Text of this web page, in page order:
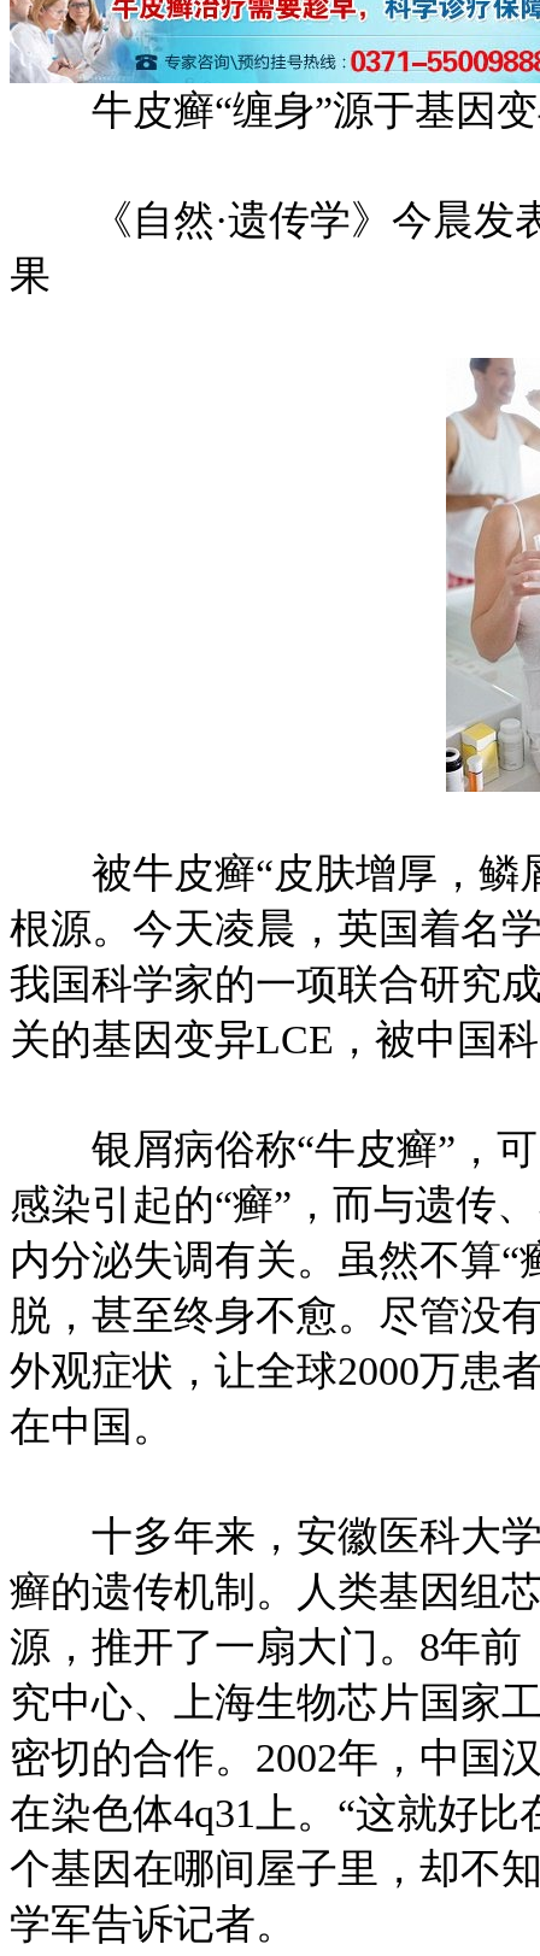
牛皮癣“缠身”源于基因
《自然·遗传学》今晨发
果
被牛皮癣“皮肤增厚，鳞
根源。今天凌晨，英国着名
我国科学家的一项联合研究
关的基因变异LCE，被中国
银屑病俗称“牛皮癣”，可
感染引起的“癣”，而与遗传
内分泌失调有关。虽然不算
脱，甚至终身不愈。尽管没
外观症状，让全球2000万患
在中国。
十多年来，安徽医科大学
癣的遗传机制。人类基因组
源，推开了一扇大门。8年
究中心、上海生物芯片国家
密切的合作。2002年，中国
在染色体4q31上。“这就好
个基因在哪间屋子里，却不
学军告诉记者。